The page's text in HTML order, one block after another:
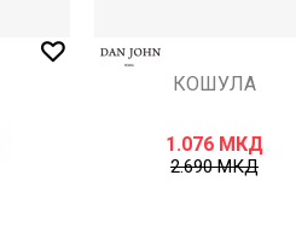
КОШУЛА
1.076 МКД
2.690МКД